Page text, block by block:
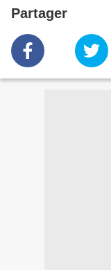
Partager